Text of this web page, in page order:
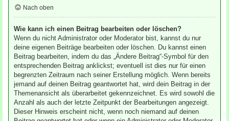
Nach oben
Wie kann ich einen Beitrag bearbeiten oder löschen?
Wenn du nicht Administrator oder Moderator bist, kannst du nur
deine eigenen Beiträge bearbeiten oder löschen. Du kannst einen
Beitrag bearbeiten, indem du das „Ändere Beitrag“-Symbol für den
entsprechenden Beitrag anklickst; eventuell ist dies nur für einen
begrenzten Zeitraum nach seiner Erstellung möglich. Wenn bereits
jemand auf deinen Beitrag geantwortet hat, wird dein Beitrag in der
Themenansicht als überarbeitet gekennzeichnet. Es wird sowohl die
Anzahl als auch der letzte Zeitpunkt der Bearbeitungen angezeigt.
Dieser Hinweis erscheint nicht, wenn noch niemand auf deinen